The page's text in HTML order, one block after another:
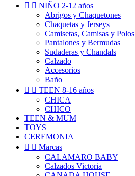
  NIÑO 2-12 años
Abrigos y Chaquetones
Chaquetas y Jerseys
Camisetas, Camisas y Polos
Pantalones y Bermudas
Sudaderas y Chandals
Calzado
Accesorios
Baño
  TEEN 8-16 años
CHICA
CHICO
TEEN & MUM
TOYS
CEREMONIA
  Marcas
CALAMARO BABY
Calzados Victoria